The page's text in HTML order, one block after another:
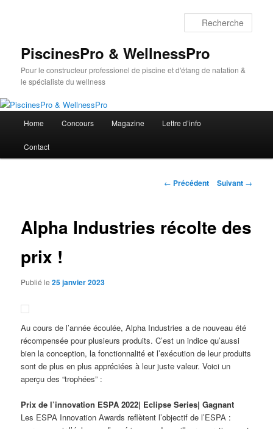
PiscinesPro & WellnessPro
Pour le constructeur professionel de piscine et d'étang de natation &
le spécialiste du wellness
principal
Home Concours Magazine Lettre d’info
Contact
Navigation
← Précédent Suivant →
Alpha Industries récolte des
prix !
Publié le25 janvier 2023
Au cours de l’année écoulée, Alpha Industries a de nouveau été
récompensée pour plusieurs produits. C’est un indice qu’aussi
bien la conception, la fonctionnalité et l’exécution de leur produits
sont de plus en plus appréciées à leur juste valeur. Voici un
aperçu des “trophées” :
Prix de l’innovation ESPA 2022| Eclipse Series| Gagnant
Les ESPA Innovation Awards reflètent l’objectif de l’ESPA :